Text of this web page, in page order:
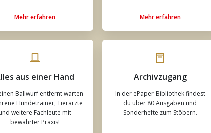
Mehr erfahren Mehr erfahren
aus einer Hand
Ballwurf entfernt warten
Hundetrainer, Tierärzte
und weitere Fachleute mit
bewährter Praxis!
Archivzugang
In der ePaper-Bibliothek findest
du über 80 Ausgaben und
Sonderhefte zum Stöbern.